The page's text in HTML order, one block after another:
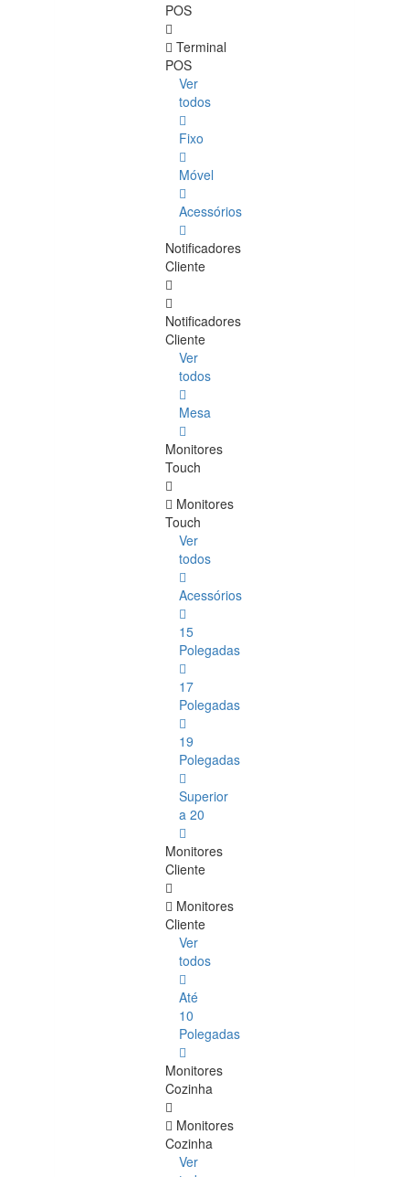
POS
Terminal
POS
Ver
todos
Fixo
Móvel
Acessórios
Notificadores
Cliente
Notificadores
Cliente
Ver
todos
Mesa
Monitores
Touch
Monitores
Touch
Ver
todos
Acessórios
15
Polegadas
17
Polegadas
19
Polegadas
Superior
a 20
Monitores
Cliente
Monitores
Cliente
Ver
todos
Até
10
Polegadas
Monitores
Cozinha
Monitores
Cozinha
Ver